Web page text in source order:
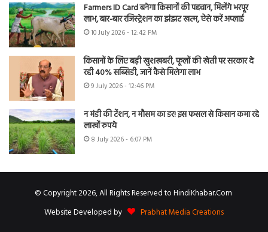
Farmers ID Card बनेगा किसानों की पहचान, मिलेंगे भरपूर
लाभ, बार-बार रजिस्ट्रेशन का झंझट खत्म, ऐसे करें अप्लाई
10 July 2026 - 12:42 PM
किसानों के लिए बड़ी खुशखबरी, फूलों की खेती पर सरकार दे
रही 40% सब्सिडी, जानें कैसे मिलेगा लाभ
9 July 2026 - 12:46 PM
न मंडी की टेंशन, न मौसम का डर! इस फसल से किसान कमा रहे
लाखों रुपये
8 July 2026 - 6:07 PM
© Copyright 2026, All Rights Reserved to HindiKhabar.Com
Website Developed by
Prabhat Media Creations